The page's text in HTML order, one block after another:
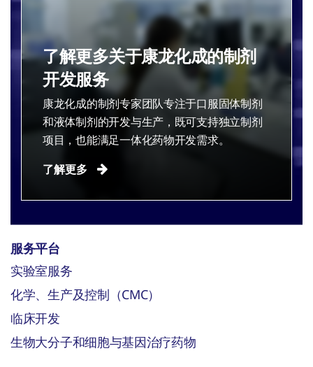
了解更多关于康龙化成的制剂
开发服务
康龙化成的制剂专家团队专注于口服固体制剂
和液体制剂的开发与生产，既可支持独立制剂
项目，也能满足一体化药物开发需求。​
了解更多
服务平台
实验室服务
化学、生产及控制（CMC）
临床开发
生物大分子和细胞与基因治疗药物